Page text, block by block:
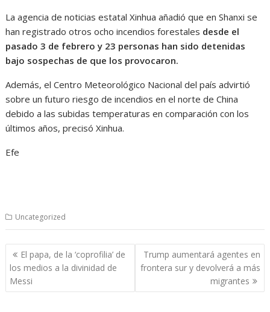
La agencia de noticias estatal Xinhua añadió que en Shanxi se
han registrado otros ocho incendios forestales desde el
pasado 3 de febrero y 23 personas han sido detenidas
bajo sospechas de que los provocaron.
Además, el Centro Meteorológico Nacional del país advirtió
sobre un futuro riesgo de incendios en el norte de China
debido a las subidas temperaturas en comparación con los
últimos años, precisó Xinhua.
Efe
Uncategorized
Navegación
de
entradas
El papa, de la ‘coprofilia’ de
los medios a la divinidad de
Messi
Trump aumentará agentes en
frontera sur y devolverá a más
migrantes